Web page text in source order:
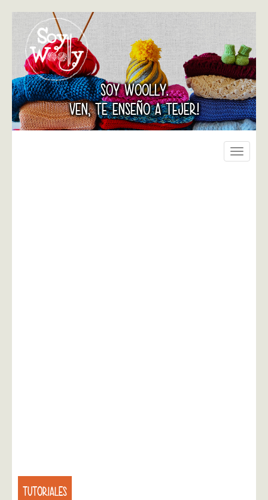
SOY WOOLLY.
VEN, TE ENSEÑO A TEJER!
Toggle
TUTORIALES